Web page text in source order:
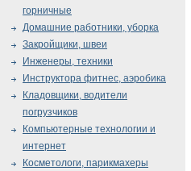
горничные
Домашние работники, уборка
Закройщики, швеи
Инженеры, техники
Инструктора фитнес, аэробика
Кладовщики, водители
погрузчиков
Компьютерные технологии и
интернет
Косметологи, парикмахеры